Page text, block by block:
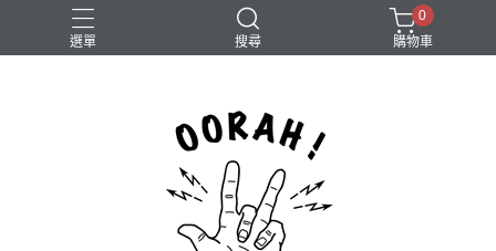
選單 搜尋
0
購物車